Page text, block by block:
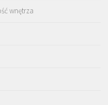
wnętrza